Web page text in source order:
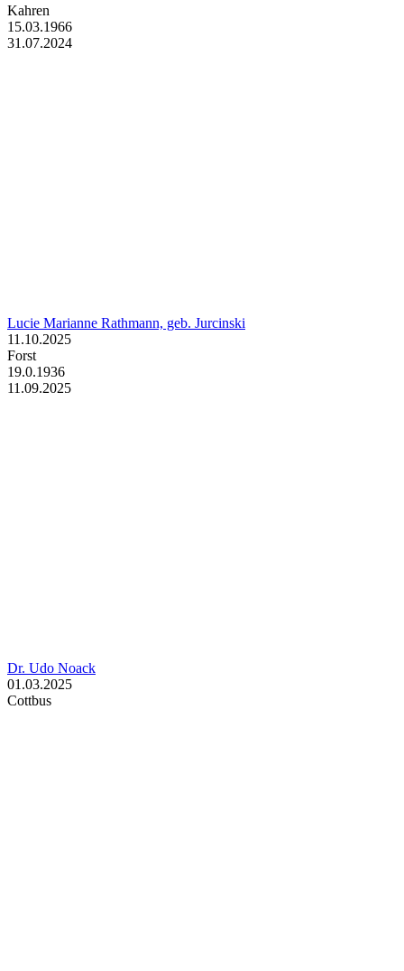
Kahren
15.03.1966
31.07.2024
Lucie Marianne Rathmann, geb. Jurcinski
11.10.2025
Forst
19.0.1936
11.09.2025
Dr. Udo Noack
01.03.2025
Cottbus